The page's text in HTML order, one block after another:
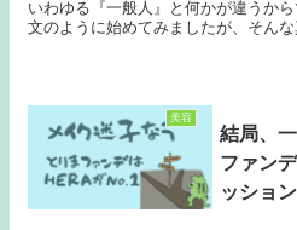
いわゆる『一般人』と何かが違うか
文のように始めてみましたが、そん
美容
結局、
ファン
ッショ